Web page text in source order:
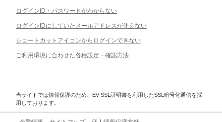
ログインID・パスワードがわからない
ログインIDにしていたメールアドレスが使えない
ショートカットアイコンからログインできない
ご利用環境に合わせた各種設定・確認方法
当サイトでは情報保護のため、EV SSL証明書を利用したSSL暗号化通信を採
用しております。